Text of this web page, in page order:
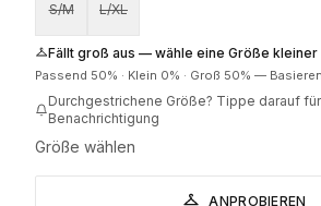
S/M L/XL
Fällt groß aus — wähle eine Größe kleiner
Passend 50% · Klein 0% · Groß 50% —
Durchgestrichene Größe? Tippe darauf
Benachrichtigung
Größe wählen
ANPROBIEREN